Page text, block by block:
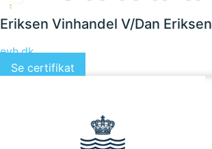
Eriksen Vinhandel V/Dan Eriksen
evh.dk
Se certifikat